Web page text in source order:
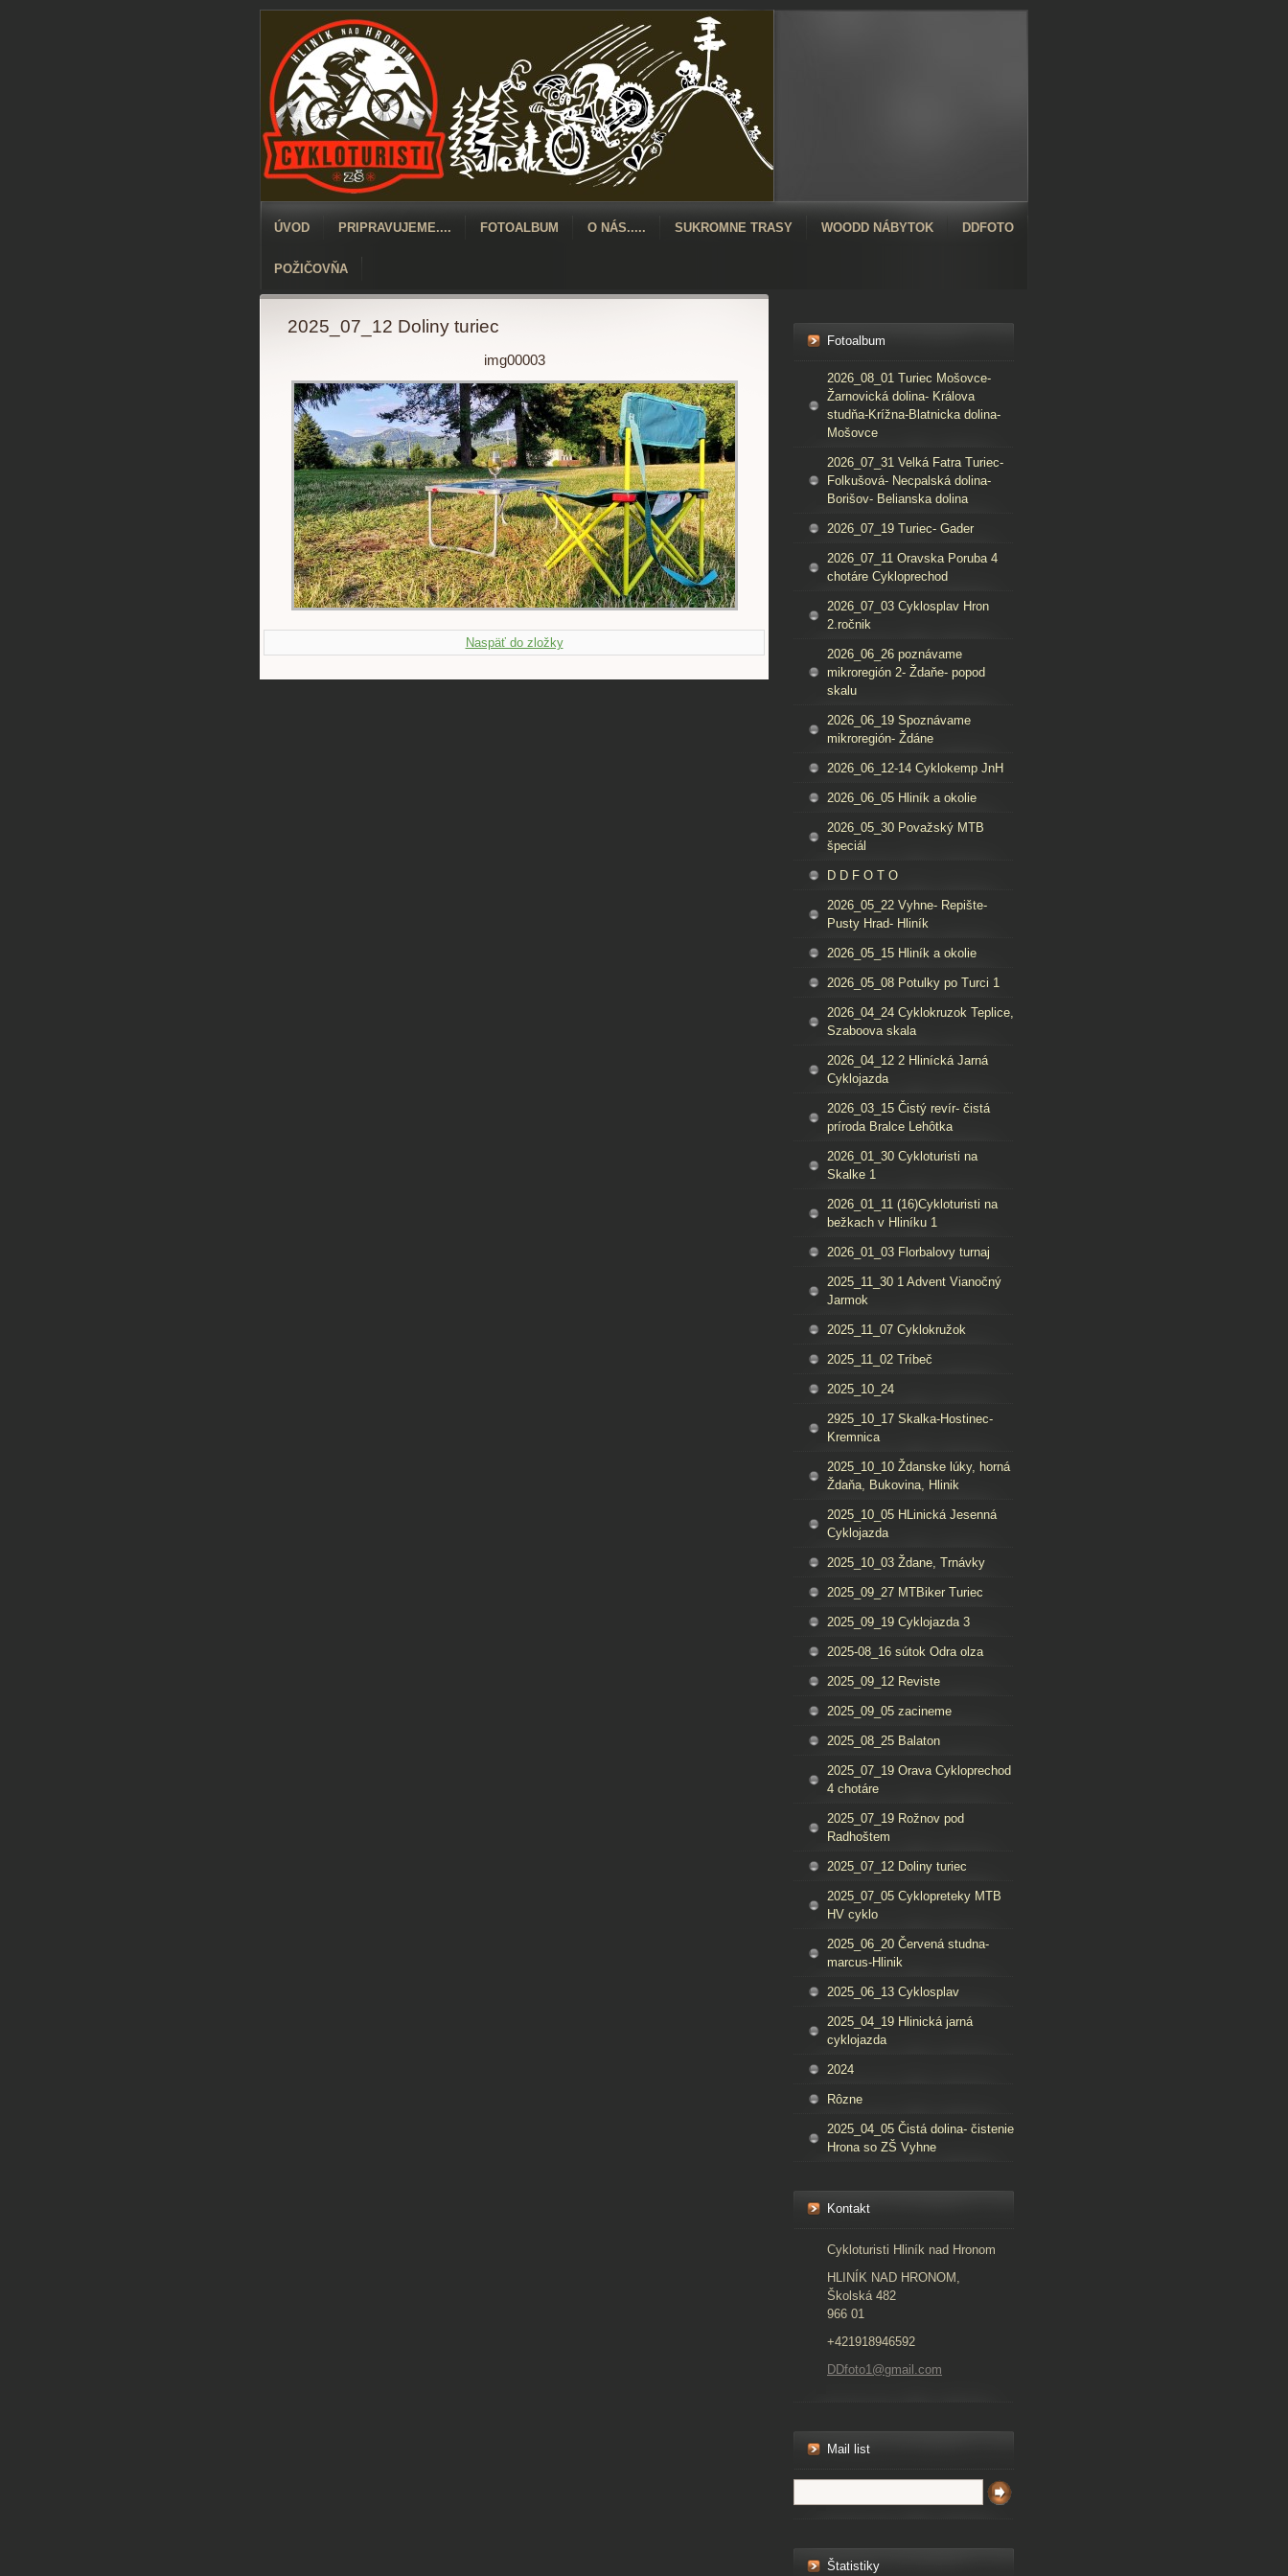
ÚVOD PRIPRAVUJEME.... FOTOALBUM O NÁS..... SUKROMNE TRASY WOODD NÁBYTOK DDFOTO
POŽIČOVŇA
2025_07_12 Doliny turiec
img00003
Naspäť do zložky
Fotoalbum
2026_08_01 Turiec Mošovce-
Žarnovická dolina- Králova
studňa-Krížna-Blatnicka dolina-
Mošovce
2026_07_31 Velká Fatra Turiec-
Folkušová- Necpalská dolina-
Borišov- Belianska dolina
2026_07_19 Turiec- Gader
2026_07_11 Oravska Poruba 4
chotáre Cykloprechod
2026_07_03 Cyklosplav Hron
2.ročnik
2026_06_26 poznávame
mikroregión 2- Ždaňe- popod
skalu
2026_06_19 Spoznávame
mikroregión- Ždáne
2026_06_12-14 Cyklokemp JnH
2026_06_05 Hliník a okolie
2026_05_30 Považský MTB
špeciál
D D F O T O
2026_05_22 Vyhne- Repište-
Pusty Hrad- Hliník
2026_05_15 Hliník a okolie
2026_05_08 Potulky po Turci 1
2026_04_24 Cyklokruzok Teplice,
Szaboova skala
2026_04_12 2 Hlinícká Jarná
Cyklojazda
2026_03_15 Čistý revír- čistá
príroda Bralce Lehôtka
2026_01_30 Cykloturisti na
Skalke 1
2026_01_11 (16)Cykloturisti na
bežkach v Hliníku 1
2026_01_03 Florbalovy turnaj
2025_11_30 1 Advent Vianočný
Jarmok
2025_11_07 Cyklokružok
2025_11_02 Tríbeč
2025_10_24
2925_10_17 Skalka-Hostinec-
Kremnica
2025_10_10 Ždanske lúky, horná
Ždaňa, Bukovina, Hlinik
2025_10_05 HLinická Jesenná
Cyklojazda
2025_10_03 Ždane, Trnávky
2025_09_27 MTBiker Turiec
2025_09_19 Cyklojazda 3
2025-08_16 sútok Odra olza
2025_09_12 Reviste
2025_09_05 zacineme
2025_08_25 Balaton
2025_07_19 Orava Cykloprechod
4 chotáre
2025_07_19 Rožnov pod
Radhoštem
2025_07_12 Doliny turiec
2025_07_05 Cyklopreteky MTB
HV cyklo
2025_06_20 Červená studna-
marcus-Hlinik
2025_06_13 Cyklosplav
2025_04_19 Hlinická jarná
cyklojazda
2024
Rôzne
2025_04_05 Čistá dolina- čistenie
Hrona so ZŠ Vyhne
Kontakt
Cykloturisti Hliník nad Hronom
HLINÍK NAD HRONOM,
Školská 482
966 01
+421918946592
DDfoto1@gmail.com
Mail list
Štatistiky